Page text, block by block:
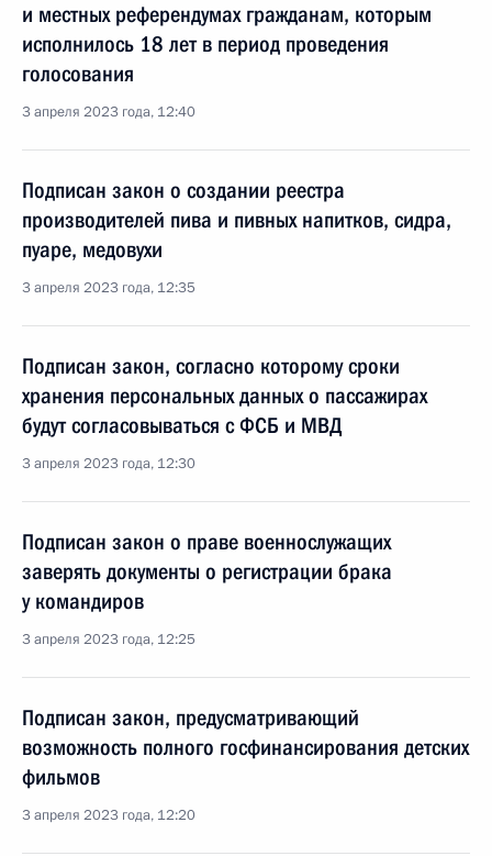
и местных референдумах гражданам, которым
исполнилось 18 лет в период проведения
голосования
3 апреля 2023 года, 12:40
Подписан закон о создании реестра
производителей пива и пивных напитков, сидра,
пуаре, медовухи
3 апреля 2023 года, 12:35
Подписан закон, согласно которому сроки
хранения персональных данных о пассажирах
будут согласовываться с ФСБ и МВД
3 апреля 2023 года, 12:30
Подписан закон о праве военнослужащих
заверять документы о регистрации брака
у командиров
3 апреля 2023 года, 12:25
Подписан закон, предусматривающий
возможность полного госфинансирования детских
фильмов
3 апреля 2023 года, 12:20